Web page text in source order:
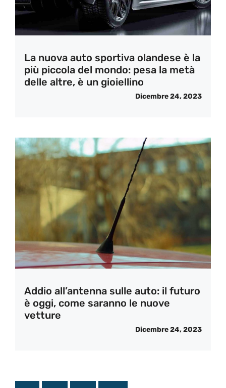
La nuova auto sportiva olandese è la
più piccola del mondo: pesa la metà
delle altre, è un gioiellino
Dicembre 24, 2023
Addio all’antenna sulle auto: il futuro
è oggi, come saranno le nuove
vetture
Dicembre 24, 2023